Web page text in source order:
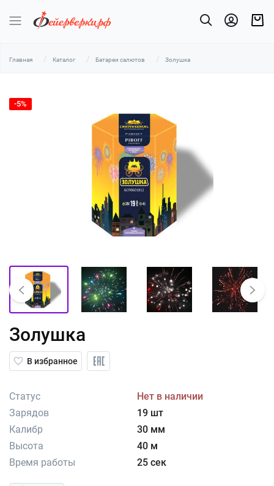
Главная Каталог Батареи салютов Золушка
-5%
Золушка
В избранное
Статус
Нет в наличии
Зарядов
19 шт
Калибр
30 мм
Высота
40 м
Время работы
25 сек